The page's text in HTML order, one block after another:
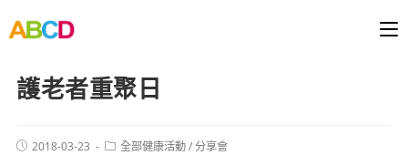
護老者重聚日
2018-03-23 全部健康活動/分享會